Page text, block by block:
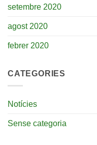
setembre 2020
agost 2020
febrer 2020
CATEGORIES
Notícies
Sense categoria